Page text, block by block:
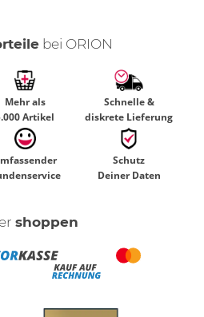
bei ORION
Mehr als
Artikel
Schnelle &
diskrete Lieferung
Schutz
Deiner Daten
shoppen